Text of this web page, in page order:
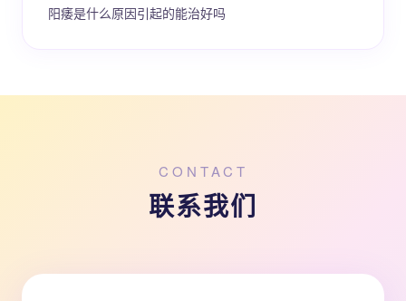
阳痿是什么原因引起的能治好吗
CONTACT
联系我们